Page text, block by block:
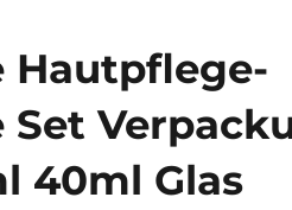
Hautpflege-
Set
40ml Glas